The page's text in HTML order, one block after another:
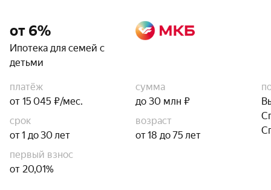
от 6%
Ипотека для семей с
детьми
платёж
от 15 045 ₽/мес.
сумма
до 30 млн ₽
срок
от 1 до 30 лет
возраст
от 18 до 75 лет
первый взнос
от 20,01%